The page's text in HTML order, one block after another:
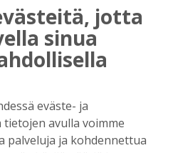
lahjoittamaan
Lappalainen myös
tapahtuma aiotaan
siihen, että
vuosi onnistunut ja
yleisön ja
jotta
sinua
eväste- ja
avulla voimme
palveluja ja kohdennettua